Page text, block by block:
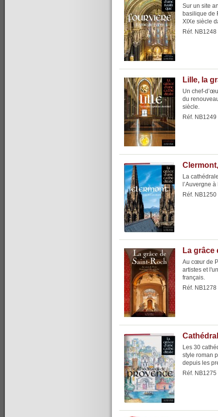
Sur un site
basilique de
XIXe siècle
Réf. NB1248
Lille, la
Un chef-
du
siècle.
Réf. NB1249
La
l’Auvergne
Réf. NB1250
La grâce
Au cœur de
artistes et
français.
Réf. NB1278
Les 30
style roman
depuis les
Réf. NB1275